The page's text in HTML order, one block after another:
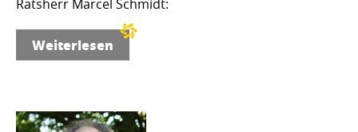
Ratsherr Marcel Schmidt:
Weiterlesen